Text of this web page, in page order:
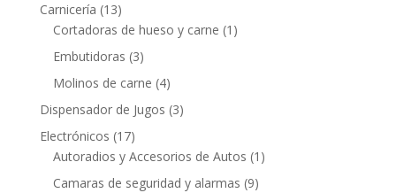
Carnicería (13)
Cortadoras de hueso y carne (1)
Embutidoras (3)
Molinos de carne (4)
Dispensador de Jugos (3)
Electrónicos (17)
Autoradios y Accesorios de Autos (1)
Camaras de seguridad y alarmas (9)